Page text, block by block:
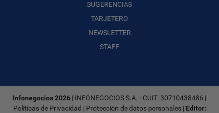
SUGERENCIAS
TARJETERO
NEWSLETTER
STAFF
Infonegocios 2026 | INFONEGOCIOS S.A. · CUIT: 30710438486 |
Políticas de Privacidad
Protección de datos personales| Editor: